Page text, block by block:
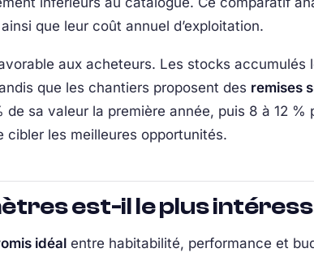
que leur coût annuel d’exploitation.
aux acheteurs. Les stocks accumulés
que les chantiers proposent des remises
sa valeur la première année, puis 8 à 12 %
les meilleures opportunités.
est-il le plus
idéal entre habitabilité, performance et